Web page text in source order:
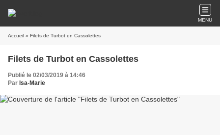
MENU
Accueil » Filets de Turbot en Cassolettes
Filets de Turbot en Cassolettes
Publié le 02/03/2019 à 14:46
Par Isa-Marie